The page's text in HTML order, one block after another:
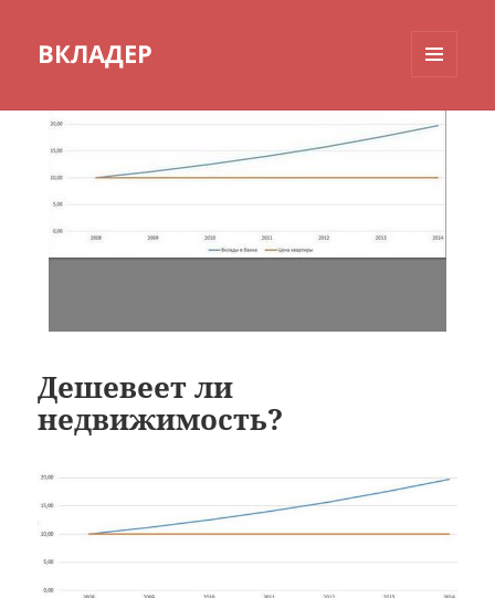
ВКЛАДЕР
ВИДЖЕТЫ
Дешевеет ли
недвижимость?